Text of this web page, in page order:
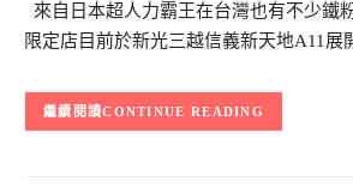
來自日本超人力霸王在台灣也有不少鐵
限定店目前於新光三越信義新天地A11
CONTINUE READING